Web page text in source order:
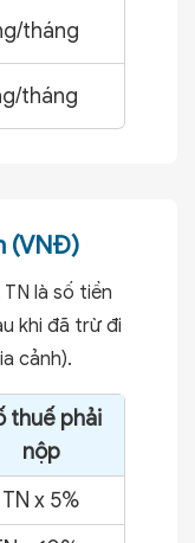
tháng
tháng
(VNĐ)
là số tiền
khi đã trừ đi
cảnh).
thuế phải
nộp
TN x 5%
khai thuế TNCN từ tiền
từ năm 2026